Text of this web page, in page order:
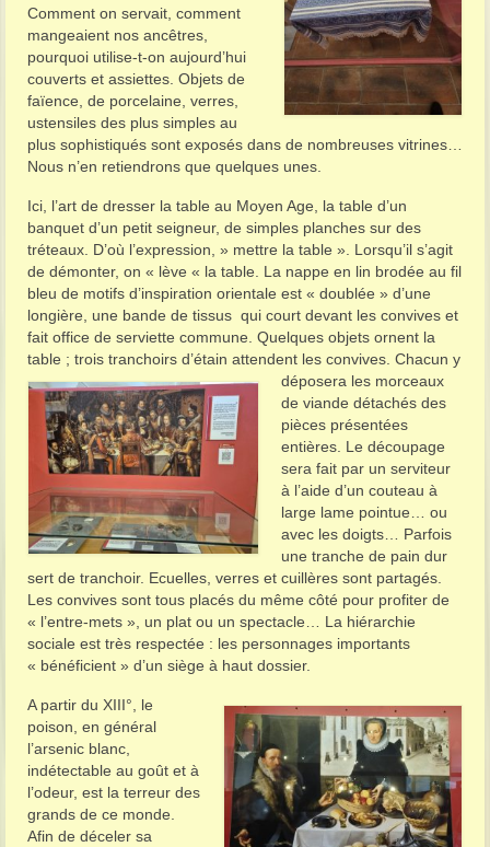
Comment on servait, comment
mangeaient nos ancêtres,
pourquoi utilise-t-on aujourd’hui
couverts et assiettes. Objets de
faïence, de porcelaine, verres,
ustensiles des plus simples au
plus sophistiqués sont exposés dans de nombreuses vitrines…
Nous n’en retiendrons que quelques unes.
Ici, l’art de dresser la table au Moyen Age, la table d’un
banquet d’un petit seigneur, de simples planches sur des
tréteaux. D’où l’expression, » mettre la table ». Lorsqu’il s’agit
de démonter, on « lève « la table. La nappe en lin brodée au fil
bleu de motifs d’inspiration orientale est « doublée » d’une
longière, une bande de tissus qui court devant les convives et
fait office de serviette commune. Quelques objets ornent la
table ; trois tranchoirs d’étain attendent les convives. Chacun y
déposera les morceaux
de viande détachés des
pièces présentées
entières. Le découpage
sera fait par un serviteur
à l’aide d’un couteau à
large lame pointue… ou
avec les doigts… Parfois
une tranche de pain dur
sert de tranchoir. Ecuelles, verres et cuillères sont partagés.
Les convives sont tous placés du même côté pour profiter de
« l’entre-mets », un plat ou un spectacle… La hiérarchie
sociale est très respectée : les personnages importants
« bénéficient » d’un siège à haut dossier.
A partir du XIII°, le
poison, en général
l’arsenic blanc,
indétectable au goût et à
l’odeur, est la terreur des
grands de ce monde.
Afin de déceler sa